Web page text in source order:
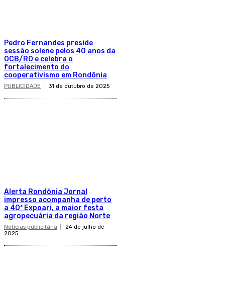
Pedro Fernandes preside
sessão solene pelos 40 anos da
OCB/RO e celebra o
fortalecimento do
cooperativismo em Rondônia
PUBLICIDADE 31 de outubro de 2025
Alerta Rondônia Jornal
impresso acompanha de perto
a 40ª Expoari, a maior festa
agropecuária da região Norte
Notícias publicitária
24 de julho de
2025